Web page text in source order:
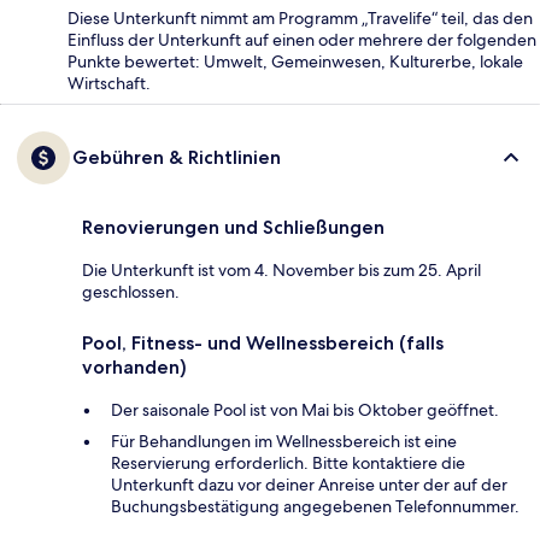
Diese Unterkunft nimmt am Programm „Travelife“ teil, das den
Einfluss der Unterkunft auf einen oder mehrere der folgenden
Punkte bewertet: Umwelt, Gemeinwesen, Kulturerbe, lokale
Wirtschaft.
Gebühren & Richtlinien
Renovierungen und Schließungen
Die Unterkunft ist vom 4. November bis zum 25. April
geschlossen.
Pool, Fitness- und Wellnessbereich (falls
vorhanden)
Der saisonale Pool ist von Mai bis Oktober geöffnet.
Für Behandlungen im Wellnessbereich ist eine
Reservierung erforderlich. Bitte kontaktiere die
Unterkunft dazu vor deiner Anreise unter der auf der
Buchungsbestätigung angegebenen Telefonnummer.